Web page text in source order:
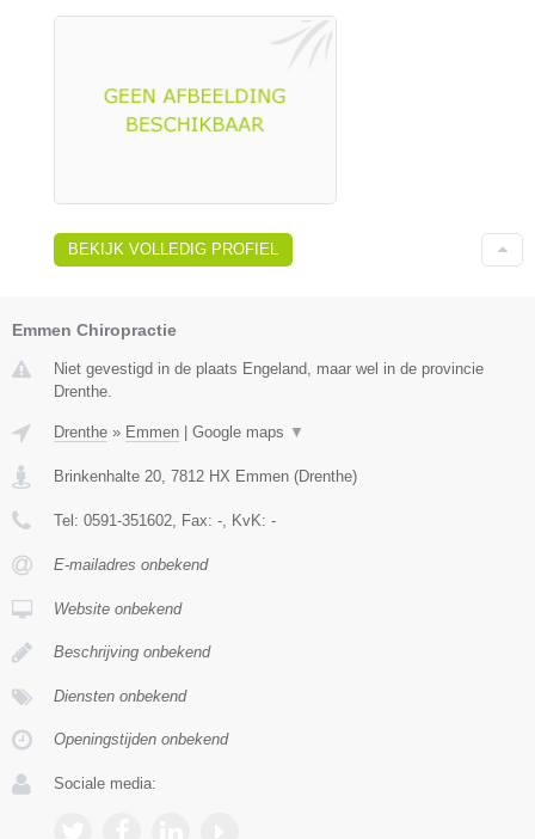
BEKIJK VOLLEDIG PROFIEL
Emmen Chiropractie
Niet gevestigd in de plaats Engeland, maar wel in de provincie
Drenthe.
Drenthe » Emmen Google maps ▼
Brinkenhalte 20, 7812 HX Emmen (Drenthe)
Tel: 0591-351602, Fax: -, KvK: -
E-mailadres onbekend
Website onbekend
Beschrijving onbekend
Diensten onbekend
Openingstijden onbekend
Sociale media: